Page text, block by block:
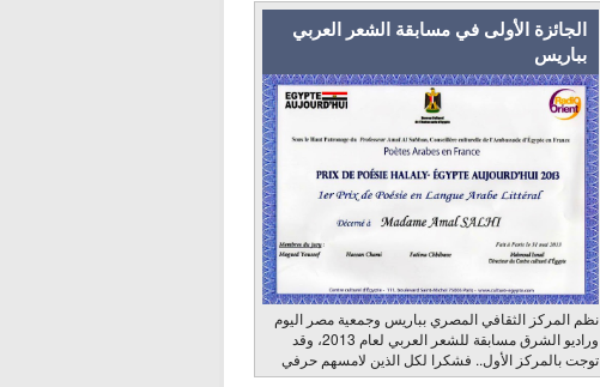
الجائزة الأولى في مسابقة الشعر العربي
بباريس
نظم المركز الثقافي المصري بباريس وجمعية مصر اليوم
وراديو الشرق مسابقة للشعر العربي لعام 2013، وقد
توجت بالمركز الأول.. فشكرا لكل الذين لامسهم حرفي